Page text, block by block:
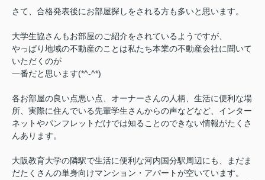
さて、合格発表後にお部屋探しをされる方も多いと思います。
大学生協さんもお部屋のご紹介をされているようですが、
やっぱり地域の不動産のことは私たち本業の不動産会社に聞いて
いただくのが
一番だと思います(*^-^*)
各お部屋の良い点悪い点、オーナーさんの人柄、生活に便利な場
所、実際に住んでいる先輩学生さんからの声などなど、インター
ネットやパンフレットだけでは知ることのできない情報がたくさ
んあります。
大阪教育大学の隣駅で生活に便利な河内国分駅周辺にも、まだま
だたくさんの単身向けマンション・アパートが空いています。